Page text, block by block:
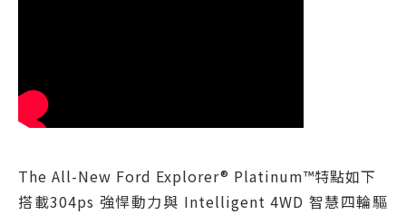
The All-New Ford Explorer® Platinum™特點如下
搭載304ps 強悍動力與 Intelligent 4WD 智慧四輪驅